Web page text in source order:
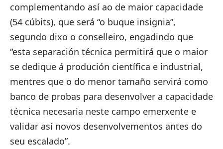
complementando así ao de maior capacidade
(54 cúbits), que será “o buque insignia”,
segundo dixo o conselleiro, engadindo que
“esta separación técnica permitirá que o maior
se dedique á produción científica e industrial,
mentres que o do menor tamaño servirá como
banco de probas para desenvolver a capacidade
técnica necesaria neste campo emerxente e
validar así novos desenvolvementos antes do
seu escalado”.